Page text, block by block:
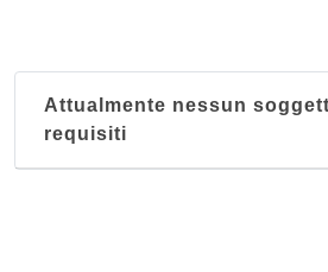
Attualmente nessun
requisiti